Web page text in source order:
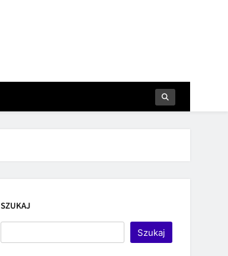
SZUKAJ
Szukaj